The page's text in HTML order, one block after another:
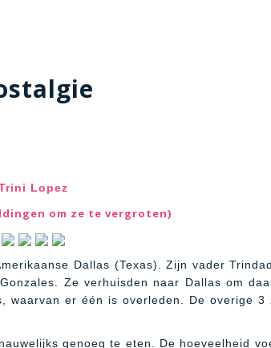
Lopez
om ze te vergroten)
Dallas (Texas). Zijn vader
Ze verhuisden naar Dallas om
er één is overleden. De overige
genoeg te eten. De hoeveelheid